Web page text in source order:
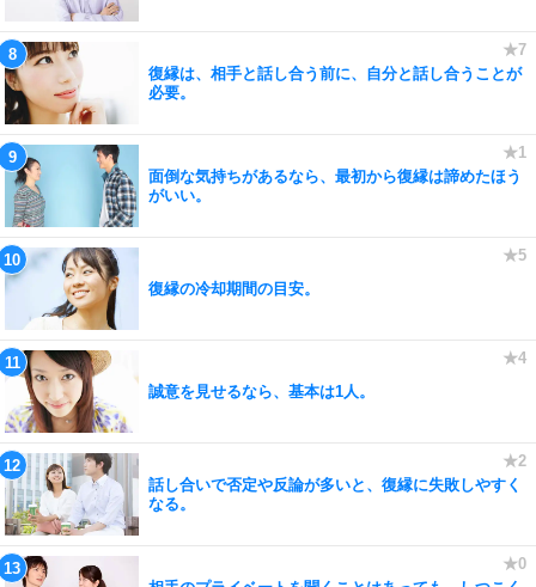
復縁は、相手と話し合う前に、自分と話し合うことが
必要。
面倒な気持ちがあるなら、最初から復縁は諦めたほう
がいい。
復縁の冷却期間の目安。
誠意を見せるなら、基本は1人。
話し合いで否定や反論が多いと、復縁に失敗しやすく
なる。